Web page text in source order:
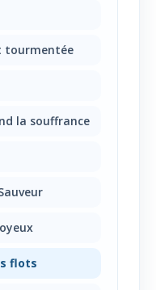
tourmentée
la souffrance
flots